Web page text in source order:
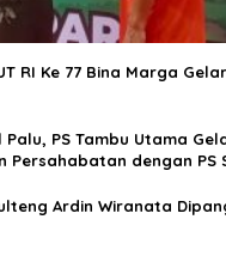
RI Ke 77 Bina Marga
Palu, PS Tambu Utama
Persahabatan dengan PS
Ardin Wiranata